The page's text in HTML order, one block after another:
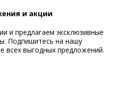
и акции
и предлагаем эксклюзивные
Подпишитесь на нашу
всех выгодных предложений.